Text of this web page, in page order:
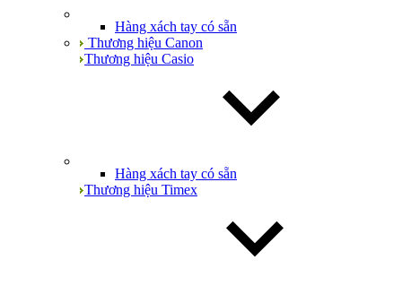
Hàng xách tay có sẵn
Thương hiệu Canon
Thương hiệu Casio
Hàng xách tay có sẵn
Thương hiệu Timex